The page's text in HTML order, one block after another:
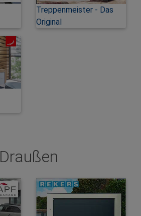
Treppenmeister - Das
Original
Draußen